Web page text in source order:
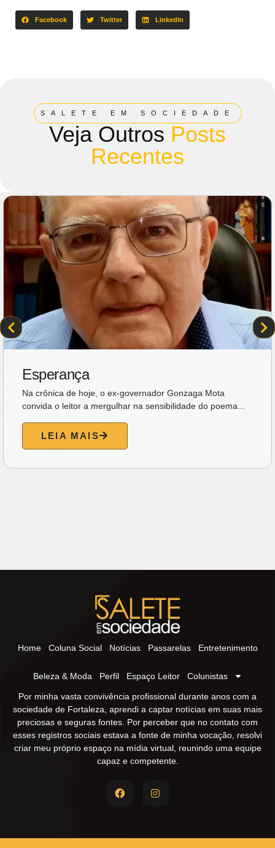
Facebook Twitter LinkedIn
SALETE EM SOCIEDADE
Veja Outros Posts
Recentes
Ideal Clube promove programação
especial para celebrar o Dia dos
Pais com música, gastronomia e
lazer para toda a família
O Dia dos Pais será celebrado em clima de
confraternização no Ideal Clube. No próximo domingo
Home Coluna Social Notícias Passarelas Entretenimento
Beleza & Moda Perfil Espaço Leitor Colunistas
Por minha vasta convivência profissional durante anos com a
sociedade de Fortaleza, aprendi a captar notícias em suas mais
preciosas e seguras fontes. Por perceber que no contato com
esses registros sociais estava a fonte de minha vocação, resolvi
criar meu próprio espaço na mídia virtual, reunindo uma equipe
capaz e competente.